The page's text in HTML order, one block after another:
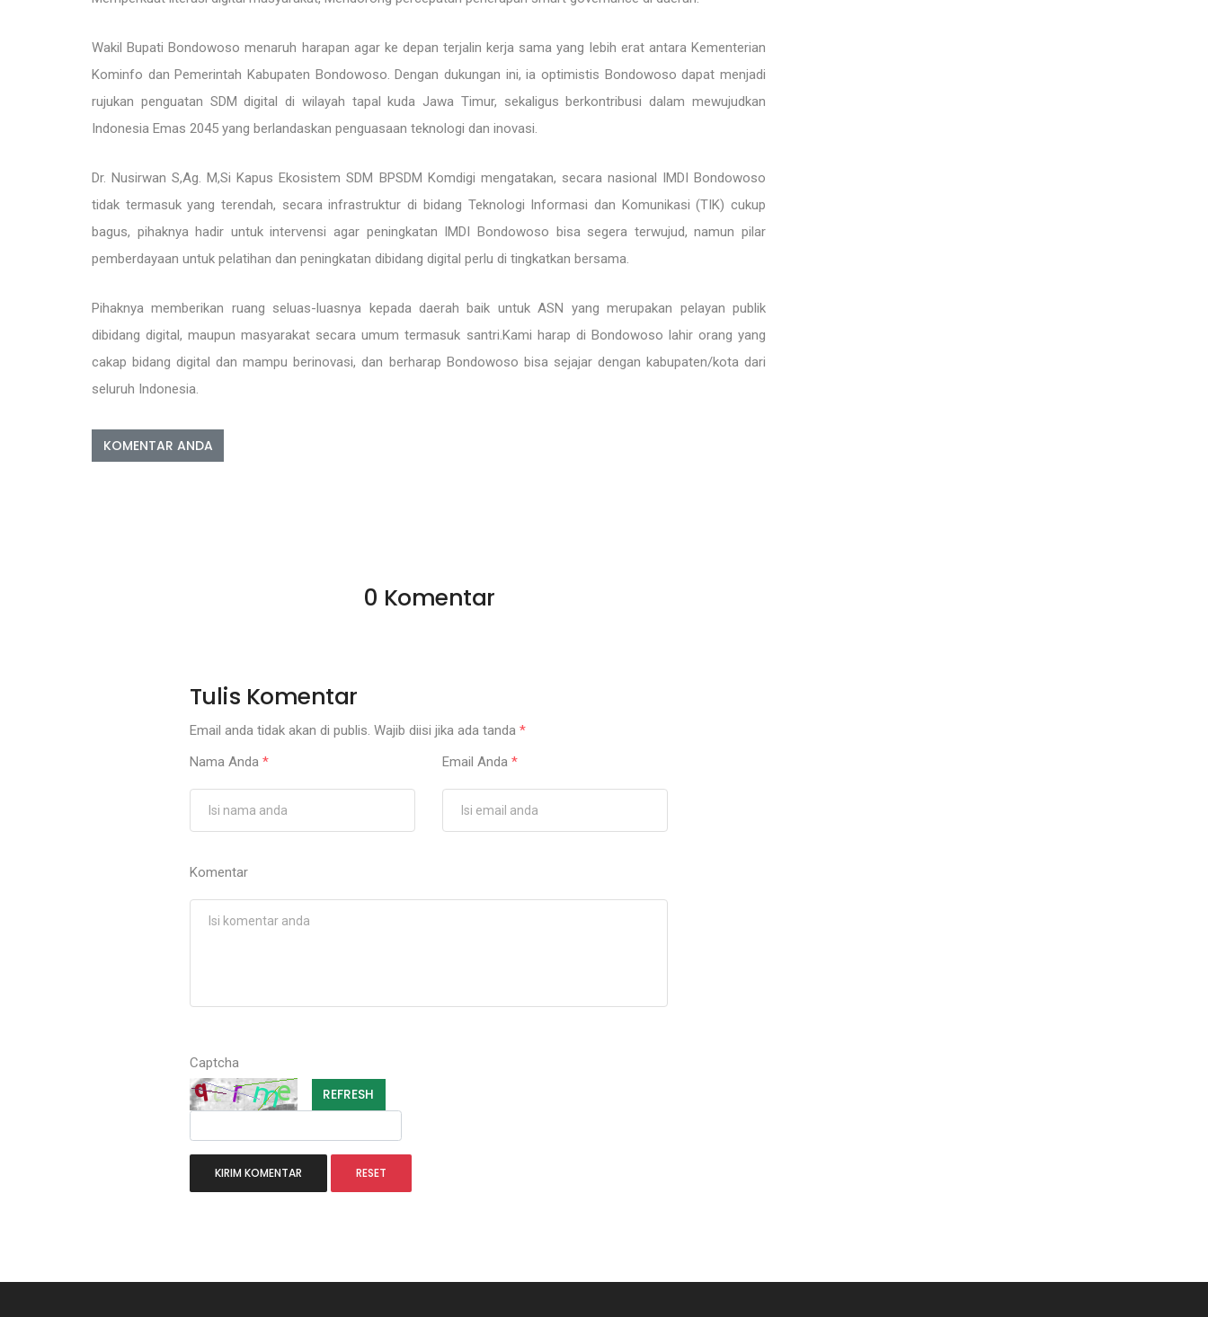
Wakil Bupati Bondowoso menaruh harapan agar ke depan terjalin kerja sama yang lebih erat antara Kementerian
Kominfo dan Pemerintah Kabupaten Bondowoso. Dengan dukungan ini, ia optimistis Bondowoso dapat menjadi
rujukan penguatan SDM digital di wilayah tapal kuda Jawa Timur, sekaligus berkontribusi dalam mewujudkan
Indonesia Emas 2045 yang berlandaskan penguasaan teknologi dan inovasi.
Dr. Nusirwan S,Ag. M,Si Kapus Ekosistem SDM BPSDM Komdigi mengatakan, secara nasional IMDI Bondowoso
tidak termasuk yang terendah, secara infrastruktur di bidang Teknologi Informasi dan Komunikasi (TIK) cukup
bagus, pihaknya hadir untuk intervensi agar peningkatan IMDI Bondowoso bisa segera terwujud, namun pilar
pemberdayaan untuk pelatihan dan peningkatan dibidang digital perlu di tingkatkan bersama.
Pihaknya memberikan ruang seluas-luasnya kepada daerah baik untuk ASN yang merupakan pelayan publik
dibidang digital, maupun masyarakat secara umum termasuk santri.Kami harap di Bondowoso lahir orang yang
cakap bidang digital dan mampu berinovasi, dan berharap Bondowoso bisa sejajar dengan kabupaten/kota dari
seluruh Indonesia.
KOMENTAR ANDA
0 Komentar
Tulis Komentar
Email anda tidak akan di publis. Wajib diisi jika ada tanda *
Nama Anda * Email Anda *
Komentar
Captcha
REFRESH